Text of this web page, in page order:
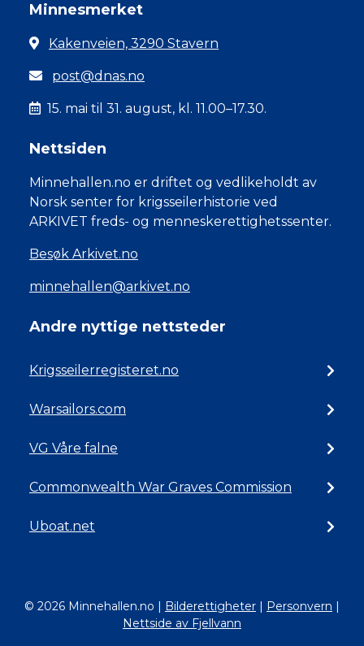
Minnesmerket
Kakenveien, 3290 Stavern
post@dnas.no
15. mai til 31. august, kl. 11.00–17.30.
Nettsiden
Minnehallen.no er driftet og vedlikeholdt av
Norsk senter for krigsseilerhistorie ved
ARKIVET freds- og menneskerettighetssenter.
Besøk Arkivet.no
minnehallen@arkivet.no
Andre nyttige nettsteder
Krigsseilerregisteret.no
Warsailors.com
VG Våre falne
Commonwealth War Graves Commission
Uboat.net
© 2026 Minnehallen.no | Bilderettigheter | Personvern |
Nettside av Fjellvann